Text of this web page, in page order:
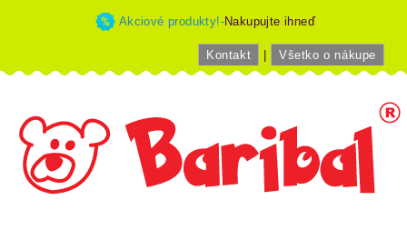
Akciové produkty!-Nakupujte ihneď
Kontakt Všetko o nákupe